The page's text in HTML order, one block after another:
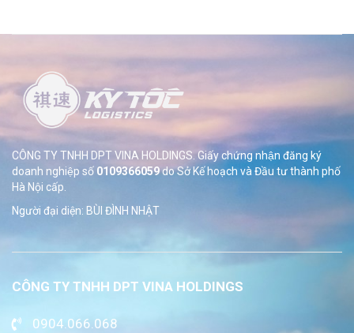
CÔNG TY TNHH DPT VINA HOLDINGS. Giấy chứng nhận đăng ký
doanh nghiệp số 0109366059do SởKế hoạch và Đầu tư thành phố
Hà Nội cấp.
Người đại diện: BÙI ĐÌNH NHẬT
CÔNG TY TNHH DPT VINA HOLDINGS
0904.066.068